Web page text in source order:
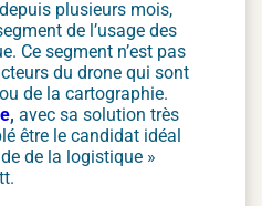
plusieurs mois,
de l’usage des
Ce segment n’est pas
du drone qui sont
de la cartographie.
, avec sa solution très
être le candidat idéal
de la logistique »